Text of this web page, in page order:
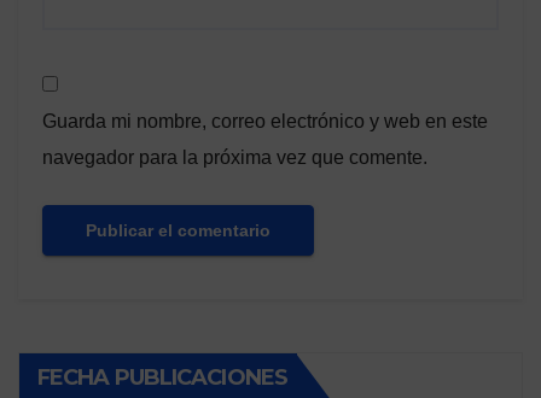
Guarda mi nombre, correo electrónico y web en este
navegador para la próxima vez que comente.
FECHA PUBLICACIONES